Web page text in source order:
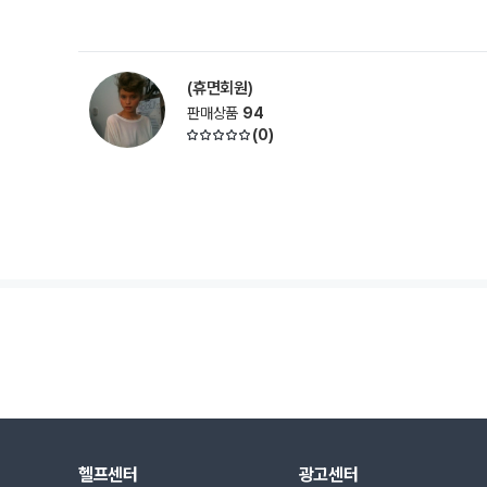
(휴면회원)
판매상품 94
(0)
헬프센터 광고센터